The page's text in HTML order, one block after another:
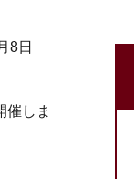
8日
催しま